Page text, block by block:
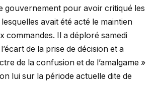
gouvernement pour avoir critiqué les
avait été acté le maintien
commandes. Il a déploré samedi
de la prise de décision et a
de la confusion et de l’amalgame »
lui sur la période actuelle dite de